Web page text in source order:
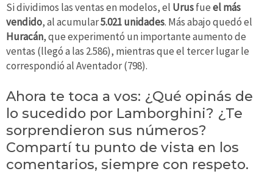
Si dividimos las ventas en modelos, el Urusfueel más
vendido, al acumular5.021 unidades. Más abajo quedó el
Huracán, que experimentó un importante aumento de
ventas (llegó a las 2.586), mientras que el tercer lugar le
correspondió al Aventador (798).
Ahora te toca a vos: ¿Qué opinás de
lo sucedido por Lamborghini? ¿Te
sorprendieron sus números?
Compartí tu punto de vista en los
comentarios, siempre con respeto.